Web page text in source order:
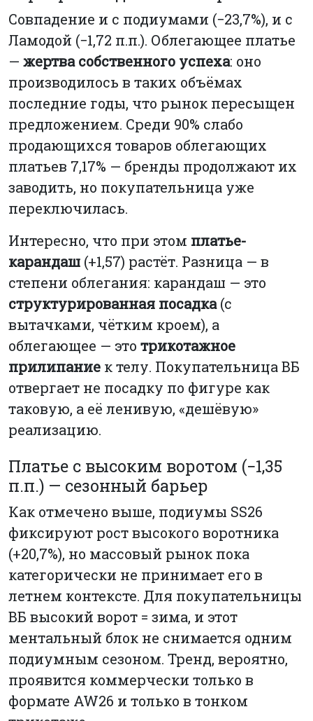
Совпадение и с подиумами (−23,7%), и с
Ламодой (−1,72 п.п.). Облегающее платье
— жертва собственного успеха: оно
производилось в таких объёмах
последние годы, что рынок пересыщен
предложением. Среди 90% слабо
продающихся товаров облегающих
платьев 7,17% — бренды продолжают их
заводить, но покупательница уже
переключилась.
Интересно, что при этом платье-
карандаш (+1,57) растёт. Разница — в
степени облегания: карандаш — это
структурированная посадка(с
вытачками, чётким кроем), а
облегающее — это трикотажное
прилипание к телу. Покупательница ВБ
отвергает не посадку по фигуре как
таковую, а её ленивую, «дешёвую»
реализацию.
Платье с высоким воротом (−1,35
п.п.) — сезонный барьер
Как отмечено выше, подиумы SS26
фиксируют рост высокого воротника
(+20,7%), но массовый рынок пока
категорически не принимает его в
летнем контексте. Для покупательницы
ВБ высокий ворот = зима, и этот
ментальный блок не снимается одним
подиумным сезоном. Тренд, вероятно,
проявится коммерчески только в
формате AW26 и только в тонком